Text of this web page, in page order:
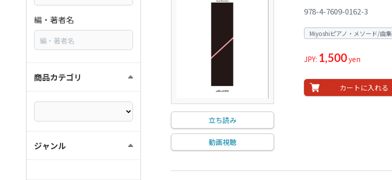
立ち読み
動画視聴
978-4-7609-0162-3
Miyoshiピアノ・メソード/曲集
JPY: 1,500yen
カートに入れる
編・著者名
商品カテゴリ
ジャンル